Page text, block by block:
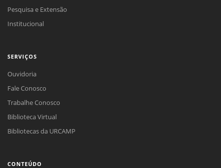
Pesquisa e Extensão
Institucional
SERVIÇOS
Ouvidoria
Fale Conosco
Trabalhe Conosco
Biblioteca Virtual
Bibliotecas da URCAMP
CONTEÚDO